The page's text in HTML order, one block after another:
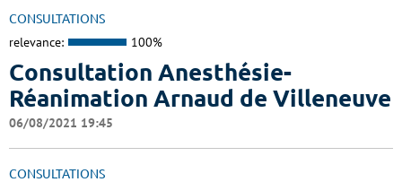
CONSULTATIONS
relevance: 100%
Consultation Anesthésie-
Réanimation Arnaud de Villeneuve
06/08/2021 19:45
CONSULTATIONS